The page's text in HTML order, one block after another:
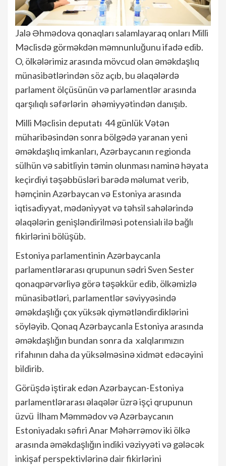
Jalə Əhmədova qonaqları salamlayaraq onları Milli
Məclisdə görməkdən məmnunluğunu ifadə edib.
O, ölkələrimiz arasında mövcud olan əməkdaşlıq
münasibətlərindən söz açıb, bu əlaqələrdə
parlament ölçüsünün və parlamentlər arasında
qarşılıqlı səfərlərin əhəmiyyətindən danışıb.
Milli Məclisin deputatı 44 günlük Vətən
müharibəsindən sonra bölgədə yaranan yeni
əməkdaşlıq imkanları, Azərbaycanın regionda
sülhün və sabitliyin təmin olunması naminə həyata
keçirdiyi təşəbbüsləri barədə məlumat verib,
həmçinin Azərbaycan və Estoniya arasında
iqtisadiyyat, mədəniyyət və təhsil sahələrində
əlaqələrin genişləndirilməsi potensialı ilə bağlı
fikirlərini bölüşüb.
Estoniya parlamentinin Azərbaycanla
parlamentlərarası qrupunun sədri Sven Sester
qonaqpərvərliyə görə təşəkkür edib, ölkəmizlə
münasibətləri, parlamentlər səviyyəsində
əməkdaşlığı çox yüksək qiymətləndirdiklərini
söyləyib. Qonaq Azərbaycanla Estoniya arasında
əməkdaşlığın bundan sonra da xalqlarımızın
rifahının daha da yüksəlməsinə xidmət edəcəyini
bildirib.
Görüşdə iştirak edən Azərbaycan-Estoniya
parlamentlərarası əlaqələr üzrə işçi qrupunun
üzvü İlham Məmmədov və Azərbaycanın
Estoniyadakı səfiri Anar Məhərrəmov iki ölkə
arasında əməkdaşlığın indiki vəziyyəti və gələcək
inkişaf perspektivlərinə dair fikirlərini